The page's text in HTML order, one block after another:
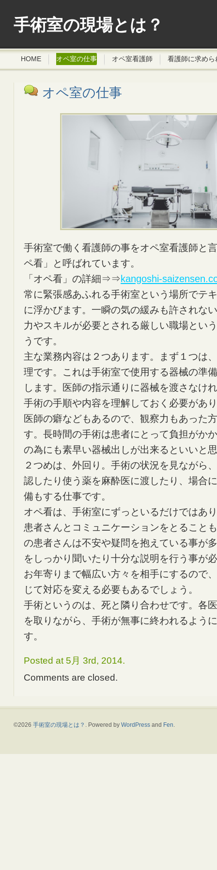
手術室の現場とは？
HOME オペ室の仕事 オペ室看護師 看護師に求めら
オペ室の仕事
手術室で働く看護師の事をオペ室看護師と
ペ看」と呼ばれています。
「オペ看」の詳細⇒⇒ kangoshi-
常に緊張感あふれる手術室という場所でテ
に浮かびます。一瞬の気の緩みも許されな
力やスキルが必要とされる厳しい職場とい
うです。
主な業務内容は２つあります。まず１つは
理です。これは手術室で使用する器械の準
します。医師の指示通りに器械を渡さなけ
手術の手順や内容を理解しておく必要があ
医師の癖などもあるので、観察力もあった
す。長時間の手術は患者にとって負担がか
の為にも素早い器械出しが出来るといいと
２つめは、外回り。手術の状況を見ながら
認したり使う薬を麻酔医に渡したり、場合
備もする仕事です。
オペ看は、手術室にずっといるだけではあ
患者さんとコミュニケーションをとること
の患者さんは不安や疑問を抱えている事が
をしっかり聞いたり十分な説明を行う事が
お年寄りまで幅広い方々を相手にするので
じて対応を変える必要もあるでしょう。
手術というのは、死と隣り合わせです。各
を取りながら、手術が無事に終われるよう
す。
Posted at 5月 3rd, 2014.
Comments are closed.
©2026 手術室の現場とは？ . Powered by WordPressand Fen.